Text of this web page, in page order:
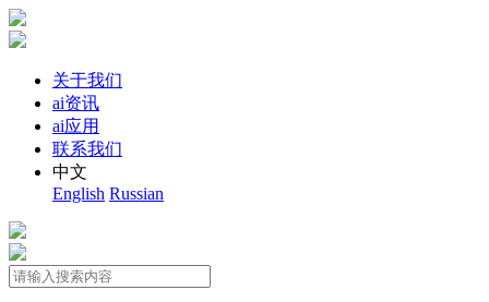
关于我们
ai资讯
ai应用
联系我们
中文
English Russian